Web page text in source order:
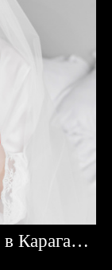
Эльвира и Матвей — свадьба в Караганде